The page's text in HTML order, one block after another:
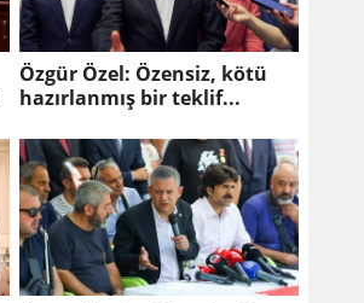
Özgür Özel: Özensiz, kötü
hazırlanmış bir teklif...